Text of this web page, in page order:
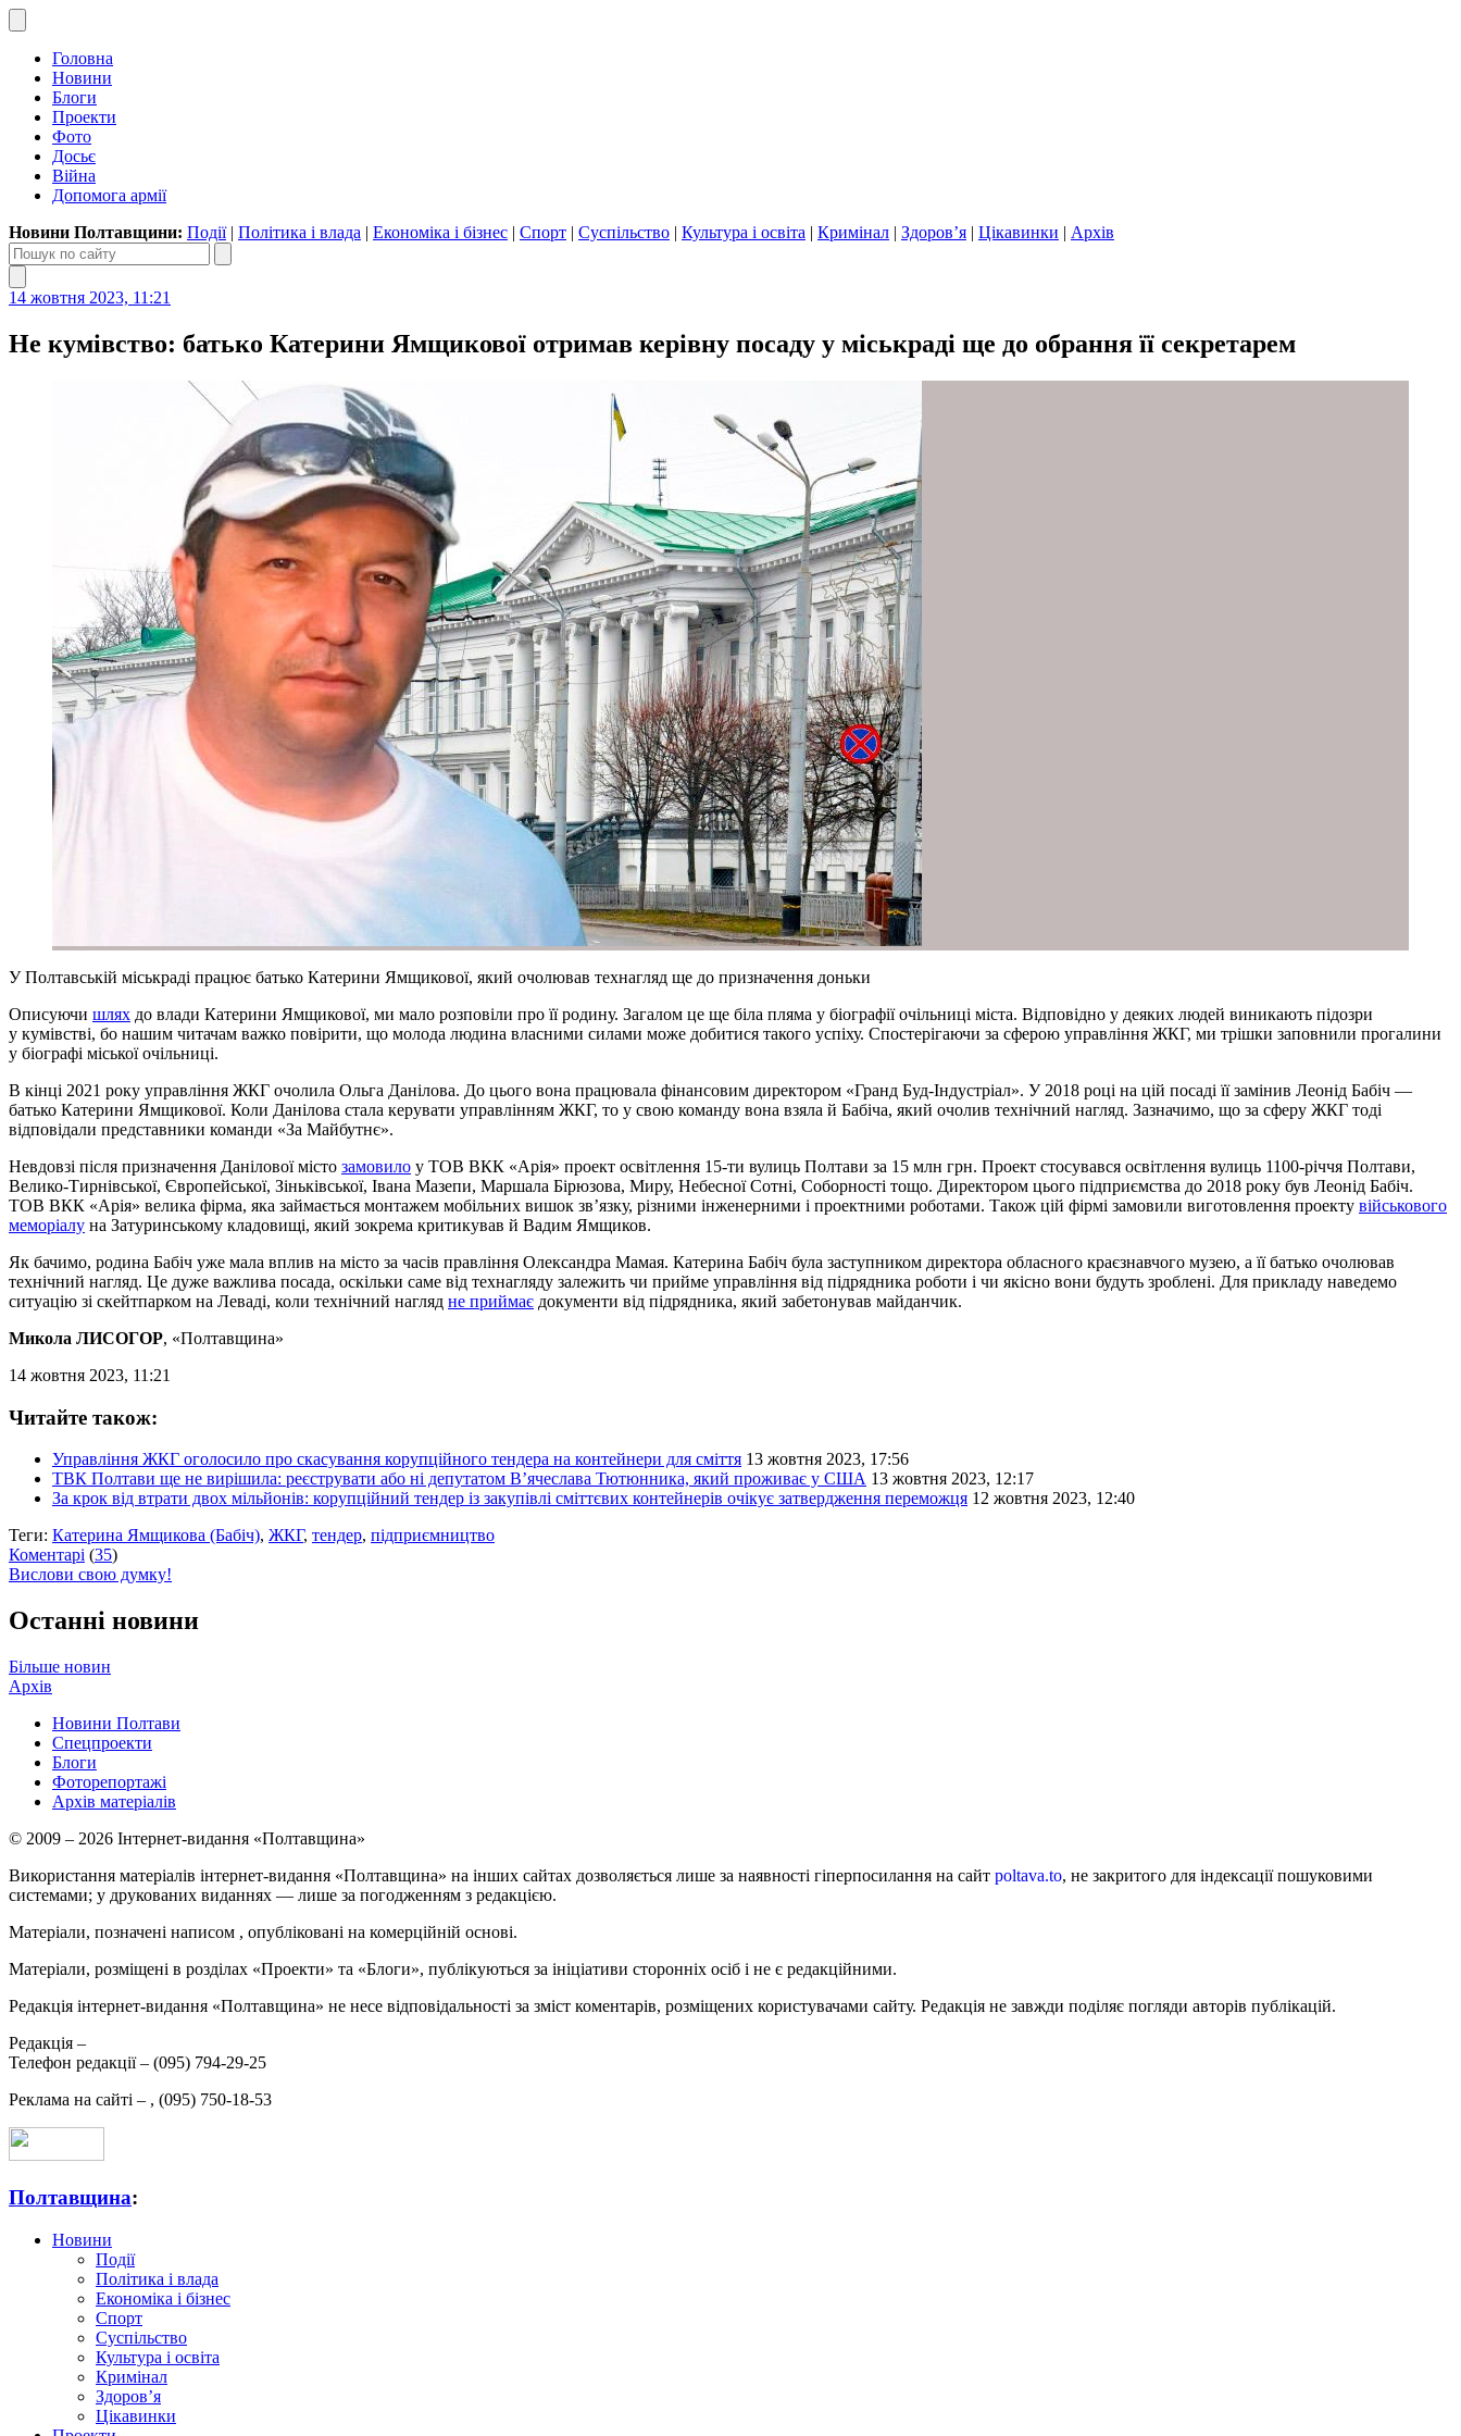
Головна
Новини
Блоги
Проекти
Фото
Досьє
Війна
Допомога армії
Новини Полтавщини: Події| Політика і влада | Економіка і бізнес | Спорт | Суспільство | Культура і освіта | Кримінал | Здоров’я | Цікавинки | Архів
14 жовтня 2023, 11:21
Не кумівство: батько Катерини Ямщикової отримав керівну посаду у міськраді ще до обрання її секретарем
У Полтавській міськраді працює батько Катерини Ямщикової, який очолював технагляд ще до призначення доньки
Описуючи шлях до влади Катерини Ямщикової, ми мало розповіли про її родину. Загалом це ще біла пляма у біографії очільниці міста. Відповідно у деяких людей виникають підозри
у кумівстві, бо нашим читачам важко повірити, що молода людина власними силами може добитися такого успіху. Спостерігаючи за сферою управління ЖКГ, ми трішки заповнили прогалини
у біографі міської очільниці.
В кінці 2021 року управління ЖКГ очолила Ольга Данілова. До цього вона працювала фінансовим директором «Гранд Буд-Індустріал». У 2018 році на цій посаді її замінив Леонід Бабіч —
батько Катерини Ямщикової. Коли Данілова стала керувати управлінням ЖКГ, то у свою команду вона взяла й Бабіча, який очолив технічний нагляд. Зазначимо, що за сферу ЖКГ тоді
відповідали представники команди «За Майбутнє».
Невдовзі після призначення Данілової місто замовило у ТОВ ВКК «Арія» проект освітлення 15-ти вулиць Полтави за 15 млн грн. Проект стосувався освітлення вулиць 1100-річчя Полтави,
Велико-Тирнівської, Європейської, Зіньківської, Івана Мазепи, Маршала Бірюзова, Миру, Небесної Сотні, Соборності тощо. Директором цього підприємства до 2018 року був Леонід Бабіч.
ТОВ ВКК «Арія» велика фірма, яка займається монтажем мобільних вишок зв’язку, різними інженерними і проектними роботами. Також цій фірмі замовили виготовлення проекту військового
меморіалу на Затуринському кладовищі, який зокрема критикував й Вадим Ямщиков.
Як бачимо, родина Бабіч уже мала вплив на місто за часів правління Олександра Мамая. Катерина Бабіч була заступником директора обласного краєзнавчого музею, а її батько очолював
технічний нагляд. Це дуже важлива посада, оскільки саме від технагляду залежить чи прийме управління від підрядника роботи і чи якісно вони будуть зроблені. Для прикладу наведемо
ситуацію зі скейтпарком на Леваді, коли технічний нагляд не приймає документи від підрядника, який забетонував майданчик.
Микола ЛИСОГОР, «Полтавщина»
14 жовтня 2023, 11:21
Читайте також:
Управління ЖКГ оголосило про скасування корупційного тендера на контейнери для сміття 13 жовтня 2023, 17:56
ТВК Полтави ще не вирішила: реєструвати або ні депутатом В’ячеслава Тютюнника, який проживає у США 13 жовтня 2023, 12:17
За крок від втрати двох мільйонів: корупційний тендер із закупівлі сміттєвих контейнерів очікує затвердження переможця 12 жовтня 2023, 12:40
Теги: Катерина Ямщикова (Бабіч), ЖКГ, тендер, підприємництво
Коментарі (35)
Вислови свою думку!
Останні новини
Більше новин
Архів
Новини Полтави
Спецпроекти
Блоги
Фоторепортажі
Архів матеріалів
© 2009 – 2026 Інтернет-видання «Полтавщина»
Використання матеріалів інтернет-видання «Полтавщина» на інших сайтах дозволяється лише за наявності гіперпосилання на сайт poltava.to, не закритого для індексації пошуковими
системами; у друкованих виданнях — лише за погодженням з редакцією.
Матеріали, позначені написом , опубліковані на комерційній основі.
Матеріали, розміщені в розділах «Проекти» та «Блоги», публікуються за ініціативи сторонніх осіб і не є редакційними.
Редакція інтернет-видання «Полтавщина» не несе відповідальності за зміст коментарів, розміщених користувачами сайту. Редакція не завжди поділяє погляди авторів публікацій.
Редакція –
Телефон редакції – (095) 794-29-25
Реклама на сайті – , (095) 750-18-53
Полтавщина:
Новини
Події
Політика і влада
Економіка і бізнес
Спорт
Суспільство
Культура і освіта
Кримінал
Здоров’я
Цікавинки